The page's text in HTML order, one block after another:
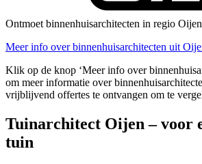
Ontmoet binnenhuisarchitecten in regio
Meer info over binnenhuisarchitecten uit
Klik op de knop ‘Meer info over
om meer informatie over
vrijblijvend offertes te ontvangen om te
Tuinarchitect Oijen – voor
tuin